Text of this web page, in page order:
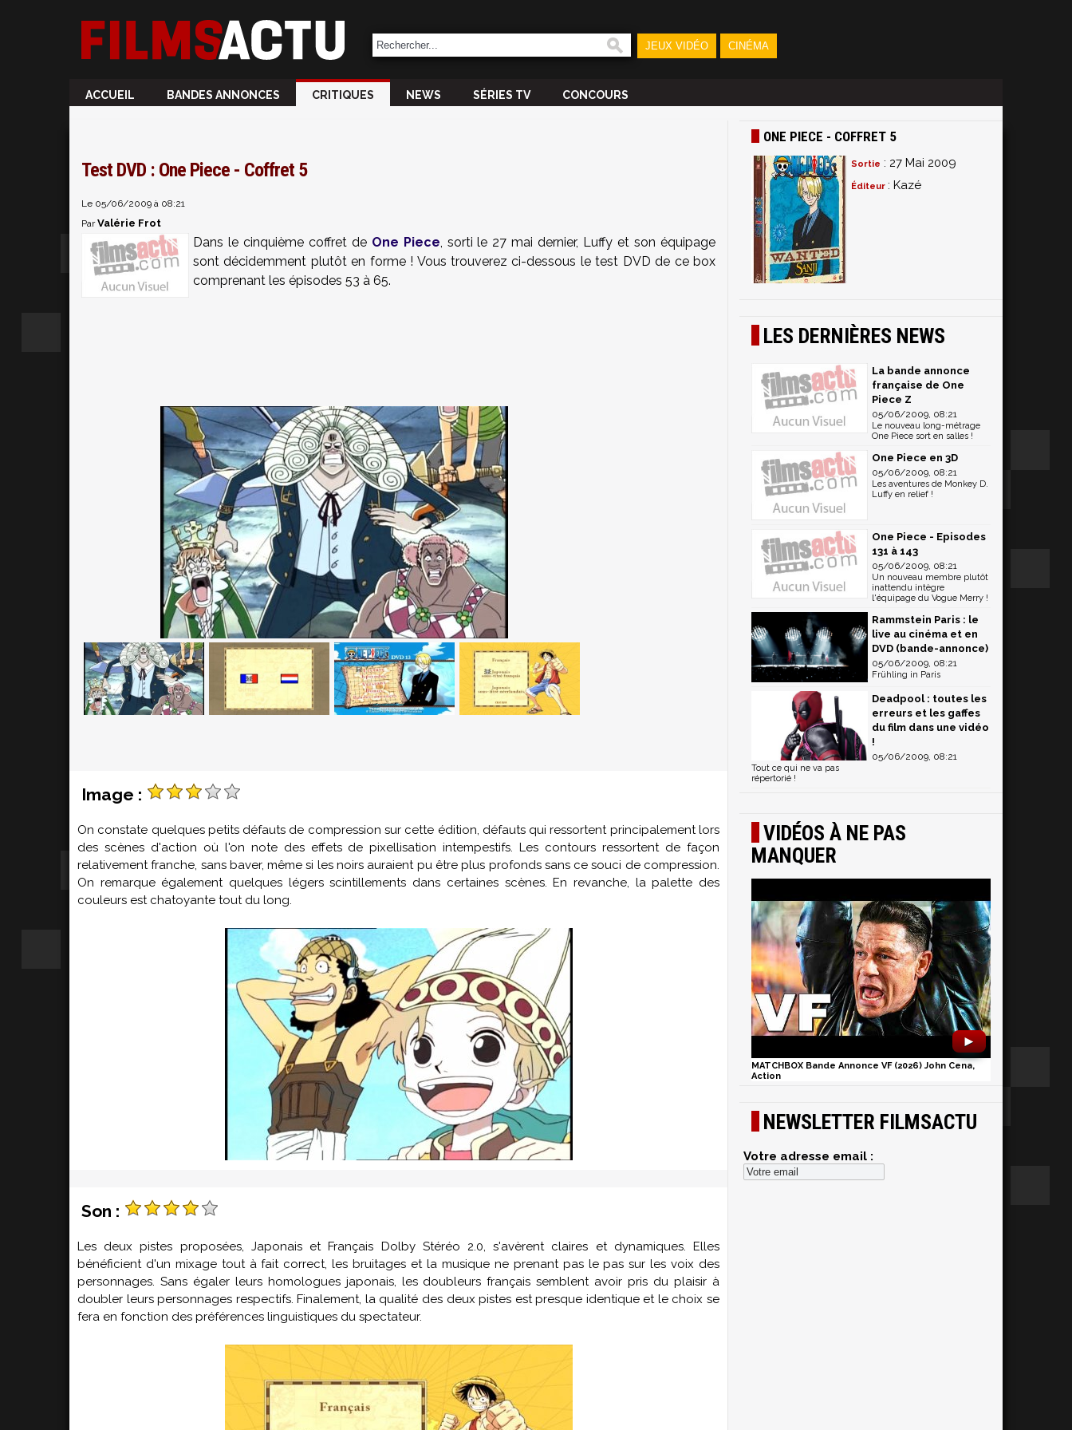
JEUX VIDÉO CINÉMA
ACCUEIL BANDES ANNONCES CRITIQUES NEWS SÉRIES TV CONCOURS
Test DVD : One Piece - Coffret 5
Le 05/06/2009 à 08:21
ParValérie Frot
Dans le cinquième coffret de One Piece, sorti le 27 mai dernier, Luffy et son équipage
sont décidemment plutôt en forme ! Vous trouverez ci-dessous le test DVD de ce box
comprenant les épisodes 53 à 65.
Image :
On constate quelques petits défauts de compression sur cette édition, défauts qui ressortent principalement lors
des scènes d'action où l'on note des effets de pixellisation intempestifs. Les contours ressortent de façon
relativement franche, sans baver, même si les noirs auraient pu être plus profonds sans ce souci de compression.
On remarque également quelques légers scintillements dans certaines scènes. En revanche, la palette des
couleurs est chatoyante tout du long.
Son :
Les deux pistes proposées, Japonais et Français Dolby Stéréo 2.0, s'avèrent claires et dynamiques. Elles
bénéficient d'un mixage tout à fait correct, les bruitages et la musique ne prenant pas le pas sur les voix des
personnages. Sans égaler leurs homologues japonais, les doubleurs français semblent avoir pris du plaisir à
doubler leurs personnages respectifs. Finalement, la qualité des deux pistes est presque identique et le choix se
fera en fonction des préférences linguistiques du spectateur.
ONE PIECE - COFFRET 5
Sortie : 27 Mai 2009
Éditeur : Kazé
LES DERNIÈRES NEWS
La bande annonce
française de One
Piece Z
05/06/2009, 08:21
Le nouveau long-métrage
One Piece sort en salles !
One Piece en 3D
05/06/2009, 08:21
Les aventures de Monkey D.
Luffy en relief !
One Piece - Episodes
131 à 143
05/06/2009, 08:21
Un nouveau membre plutôt
inattendu intègre
l'équipage du Vogue Merry !
Rammstein Paris : le
live au cinéma et en
DVD (bande-annonce)
05/06/2009, 08:21
Frühling in Paris
Deadpool : toutes les
erreurs et les gaffes
du film dans une vidéo
!
05/06/2009, 08:21
Tout ce qui ne va pas
répertorié !
VIDÉOS À NE PAS
MANQUER
►
MATCHBOX Bande Annonce VF (2026) John Cena,
Action
NEWSLETTER FILMSACTU
Votre adresse email :